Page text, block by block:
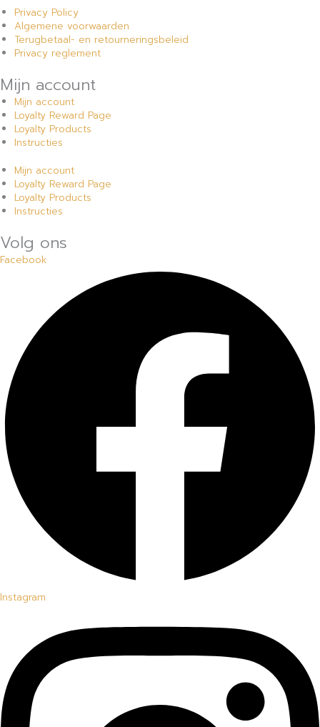
Privacy Policy
Algemene voorwaarden
Terugbetaal- en retourneringsbeleid
Privacy reglement
Mijn account
Mijn account
Loyalty Reward Page
Loyalty Products
Instructies
Mijn account
Loyalty Reward Page
Loyalty Products
Instructies
Volg ons
Facebook
Instagram